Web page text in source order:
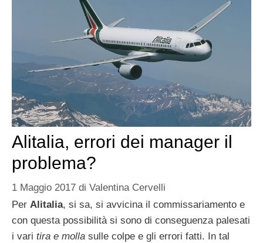
Alitalia, errori dei manager il
problema?
1 Maggio 2017 di Valentina Cervelli
Per Alitalia, si sa, si avvicina il commissariamento e
con questa possibilità si sono di conseguenza palesati
i vari tira e molla sulle colpe e gli errori fatti. In tal